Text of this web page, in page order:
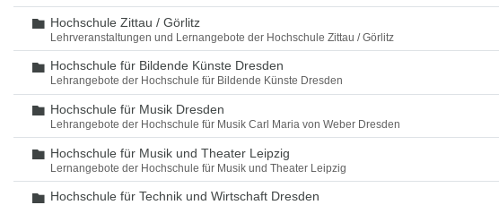
Ordner
Hochschule Zittau / Görlitz
Lehrveranstaltungen und Lernangebote der Hochschule Zittau / Görlitz
Ordner
Hochschule für Bildende Künste Dresden
Lehrangebote der Hochschule für Bildende Künste Dresden
Ordner
Hochschule für Musik Dresden
Lehrangebote der Hochschule für Musik Carl Maria von Weber Dresden
Ordner
Hochschule für Musik und Theater Leipzig
Lernangebote der Hochschule für Musik und Theater Leipzig
Ordner
Hochschule für Technik und Wirtschaft Dresden